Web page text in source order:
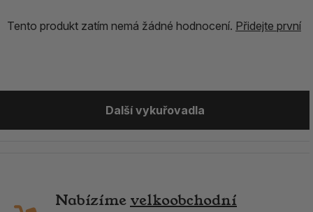
Tento produkt zatím nemá žádné hodnocení. Přidejte první
Další vykuřovadla
Nabízíme velkoobchodní